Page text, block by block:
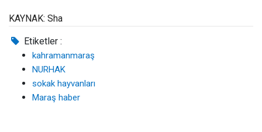
KAYNAK: Sha
Etiketler :
kahramanmaraş
NURHAK
sokak hayvanları
Maraş haber